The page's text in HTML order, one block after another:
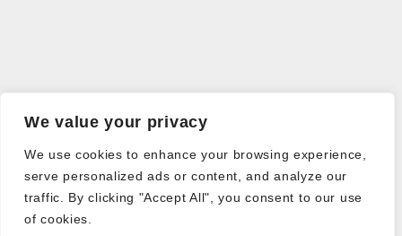
We value your privacy
We use cookies to enhance your browsing experience,
serve personalized ads or content, and analyze our
traffic. By clicking "Accept All", you consent to our use
of cookies.